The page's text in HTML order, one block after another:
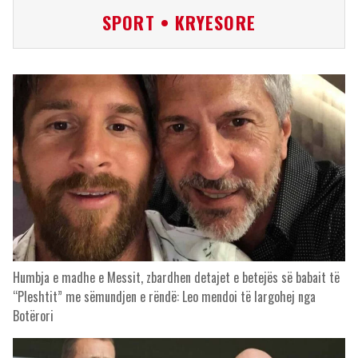
SPORT • KRYESORE
Humbja e madhe e Messit, zbardhen detajet e betejës së babait të
“Pleshtit” me sëmundjen e rëndë: Leo mendoi të largohej nga
Botërori